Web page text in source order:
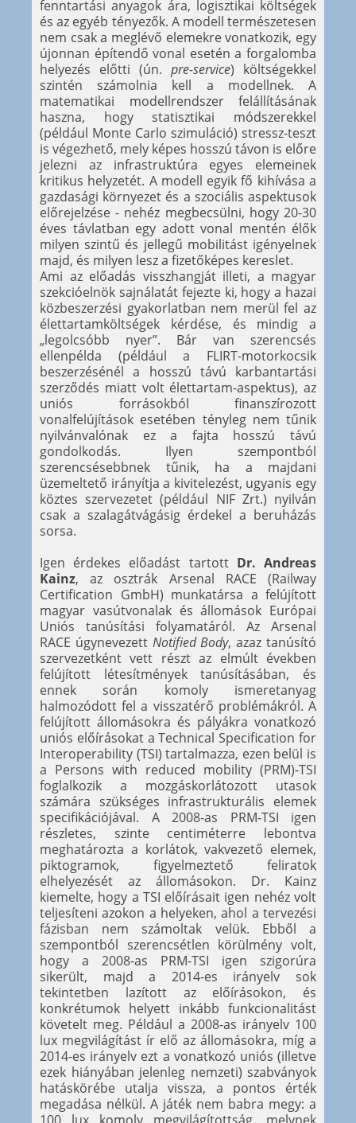
fenntartási anyagok ára, logisztikai költségek
és az egyéb tényezők. A modell természetesen
nem csak a meglévő elemekre vonatkozik, egy
újonnan építendő vonal esetén a forgalomba
helyezés előtti (ún. pre-service) költségekkel
szintén számolnia kell a modellnek. A
matematikai modellrendszer felállításának
haszna, hogy statisztikai módszerekkel
(például Monte Carlo szimuláció) stressz-teszt
is végezhető, mely képes hosszú távon is előre
jelezni az infrastruktúra egyes elemeinek
kritikus helyzetét. A modell egyik fő kihívása a
gazdasági környezet és a szociális aspektusok
előrejelzése - nehéz megbecsülni, hogy 20-30
éves távlatban egy adott vonal mentén élők
milyen szintű és jellegű mobilitást igényelnek
majd, és milyen lesz a fizetőképes kereslet.
Ami az előadás visszhangját illeti, a magyar
szekcióelnök sajnálatát fejezte ki, hogy a hazai
közbeszerzési gyakorlatban nem merül fel az
élettartamköltségek kérdése, és mindig a
„legolcsóbb nyer”. Bár van szerencsés
ellenpélda (például a FLIRT-motorkocsik
beszerzésénél a hosszú távú karbantartási
szerződés miatt volt élettartam-aspektus), az
uniós forrásokból finanszírozott
vonalfelújítások esetében tényleg nem tűnik
nyilvánvalónak ez a fajta hosszú távú
gondolkodás. Ilyen szempontból
szerencsésebbnek tűnik, ha a majdani
üzemeltető irányítja a kivitelezést, ugyanis egy
köztes szervezetet (például NIF Zrt.) nyilván
csak a szalagátvágásig érdekel a beruházás
sorsa.
Igen érdekes előadást tartott Dr. Andreas
Kainz, az osztrák Arsenal RACE (Railway
Certification GmbH) munkatársa a felújított
magyar vasútvonalak és állomások Európai
Uniós tanúsítási folyamatáról. Az Arsenal
RACE úgynevezett Notified Body, azaz tanúsító
szervezetként vett részt az elmúlt években
felújított létesítmények tanúsításában, és
ennek során komoly ismeretanyag
halmozódott fel a visszatérő problémákról. A
felújított állomásokra és pályákra vonatkozó
uniós előírásokat a Technical Specification for
Interoperability (TSI) tartalmazza, ezen belül is
a Persons with reduced mobility (PRM)-TSI
foglalkozik a mozgáskorlátozott utasok
számára szükséges infrastrukturális elemek
specifikációjával. A 2008-as PRM-TSI igen
részletes, szinte centiméterre lebontva
meghatározta a korlátok, vakvezető elemek,
piktogramok, figyelmeztető feliratok
elhelyezését az állomásokon. Dr. Kainz
kiemelte, hogy a TSI előírásait igen nehéz volt
teljesíteni azokon a helyeken, ahol a tervezési
fázisban nem számoltak velük. Ebből a
szempontból szerencsétlen körülmény volt,
hogy a 2008-as PRM-TSI igen szigorúra
sikerült, majd a 2014-es irányelv sok
tekintetben lazított az előírásokon, és
konkrétumok helyett inkább funkcionalitást
követelt meg. Például a 2008-as irányelv 100
lux megvilágítást ír elő az állomásokra, míg a
2014-es irányelv ezt a vonatkozó uniós (illetve
ezek hiányában jelenleg nemzeti) szabványok
hatáskörébe utalja vissza, a pontos érték
megadása nélkül. A játék nem babra megy: a